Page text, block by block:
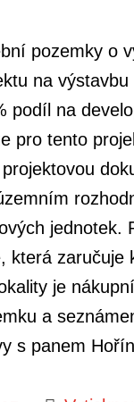
pozemky o
na výstavbu
podíl na
pro tento
jednotek.
která zaručuje
je
a
s panem